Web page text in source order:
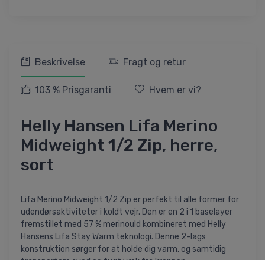
Beskrivelse Fragt og retur
103 % Prisgaranti Hvem er vi?
Helly Hansen Lifa Merino
Midweight 1/2 Zip, herre,
sort
Lifa Merino Midweight 1/2 Zip er perfekt til alle former for
udendørsaktiviteter i koldt vejr. Den er en 2 i 1 baselayer
fremstillet med 57 % merinould kombineret med Helly
Hansens Lifa Stay Warm teknologi. Denne 2-lags
konstruktion sørger for at holde dig varm, og samtidig